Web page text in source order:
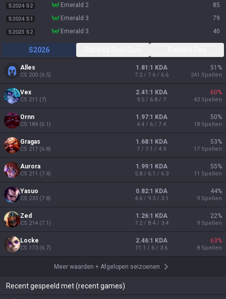
S2024 S2 emerald 2 85
S2024 S1 emerald 3 79
S2023 S2 emerald 3 40
S2026
Alles
CS 200 (6.5)
1.81:1 KDA
7.2 / 7.6 / 6.6
51 %
241 Spellen
Vex
CS 211 (7)
2.41:1 KDA
9.5 / 6.8 / 7
60%
43 Spellen
Ornn
CS 184 (6.1)
1.97:1 KDA
4.4 / 6 / 7.4
50%
18 Spellen
Gragas
CS 217 (6.8)
1.68:1 KDA
7 / 7.1 / 4.9
53%
17 Spellen
Aurora
CS 211 (7.4)
1.99:1 KDA
5.8 / 6.1 / 6.3
55%
11 Spellen
Yasuo
CS 233 (7.8)
0.82:1 KDA
4.6 / 9.3 / 3.1
44%
9 Spellen
Zed
CS 214 (7.1)
1.26:1 KDA
7.2 / 8.4 / 3.4
22%
9 Spellen
Locke
CS 173 (6.7)
2.46:1 KDA
11.1 / 6 / 3.6
63%
8 Spellen
Meer waarden + Afgelopen seizoenen
Recent gespeeld met (recent games)